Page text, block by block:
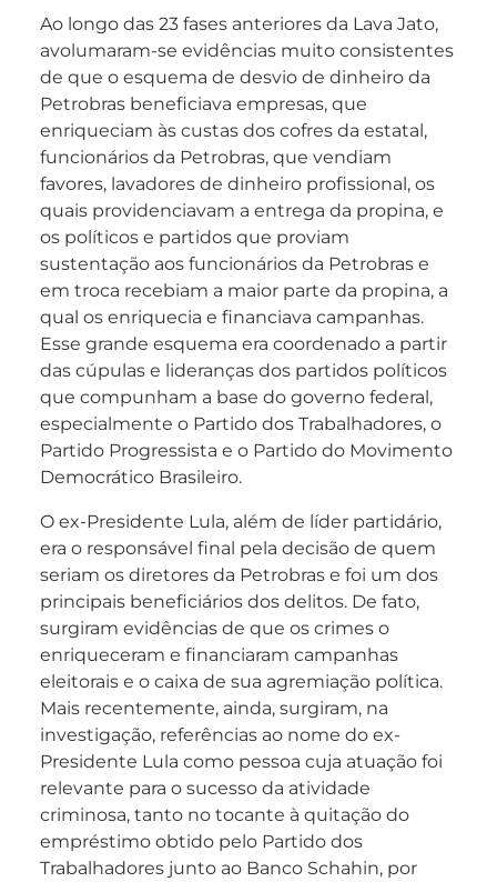
Ao longo das 23 fases anteriores da Lava Jato,
avolumaram-se evidências muito consistentes
de que o esquema de desvio de dinheiro da
Petrobras beneficiava empresas, que
enriqueciam às custas dos cofres da estatal,
funcionários da Petrobras, que vendiam
favores, lavadores de dinheiro profissional, os
quais providenciavam a entrega da propina, e
os políticos e partidos que proviam
sustentação aos funcionários da Petrobras e
em troca recebiam a maior parte da propina, a
qual os enriquecia e financiava campanhas.
Esse grande esquema era coordenado a partir
das cúpulas e lideranças dos partidos políticos
que compunham a base do governo federal,
especialmente o Partido dos Trabalhadores, o
Partido Progressista e o Partido do Movimento
Democrático Brasileiro.
O ex-Presidente Lula, além de líder partidário,
era o responsável final pela decisão de quem
seriam os diretores da Petrobras e foi um dos
principais beneficiários dos delitos. De fato,
surgiram evidências de que os crimes o
enriqueceram e financiaram campanhas
eleitorais e o caixa de sua agremiação política.
Mais recentemente, ainda, surgiram, na
investigação, referências ao nome do ex-
Presidente Lula como pessoa cuja atuação foi
relevante para o sucesso da atividade
criminosa, tanto no tocante à quitação do
empréstimo obtido pelo Partido dos
Trabalhadores junto ao Banco Schahin, por